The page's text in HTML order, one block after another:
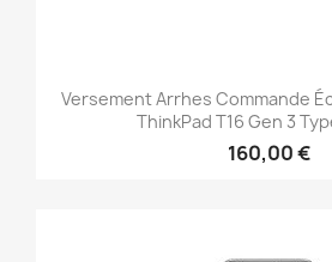
Versement Arrhes Commande
ThinkPad T16 Gen 3
160,00 €